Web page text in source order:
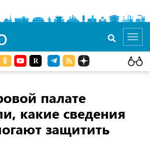
палате
какие сведения
защитить